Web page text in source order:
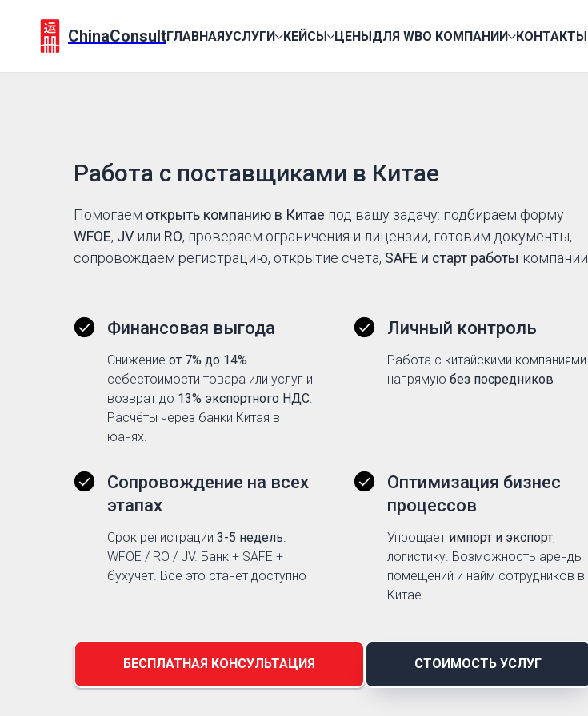
ChinaConsultГЛАВНАЯУСЛУГИ КЕЙСЫ ЦЕНЫДЛЯ WBО КОМПАНИИ КОНТАКТЫ
Работа с поставщиками в Китае
Помогаем открыть компанию в Китае под вашу задачу: подбираем форму
WFOE, JV или RO, проверяем ограничения и лицензии, готовим документы,
сопровождаем регистрацию, открытие счёта, SAFE и старт работы компании.
Финансовая выгода
Снижение от 7% до 14%
себестоимости товара или услуг и
возврат до 13% экспортного НДС
Расчёты через банки Китая в
юанях.
Личный контроль
Работа с китайскими компаниями
напрямую без посредников
Сопровождение на всех
этапах
Срок регистрации 3-5 недель
WFOE / RO / JV. Банк + SAFE +
бухучет. Всё это станет доступно
Оптимизация бизнес
процессов
Упрощает импорт и экспорт,
логистику. Возможность аренды
помещений и найм сотрудников в
Китае
БЕСПЛАТНАЯ КОНСУЛЬТАЦИЯ СТОИМОСТЬ УСЛУГ